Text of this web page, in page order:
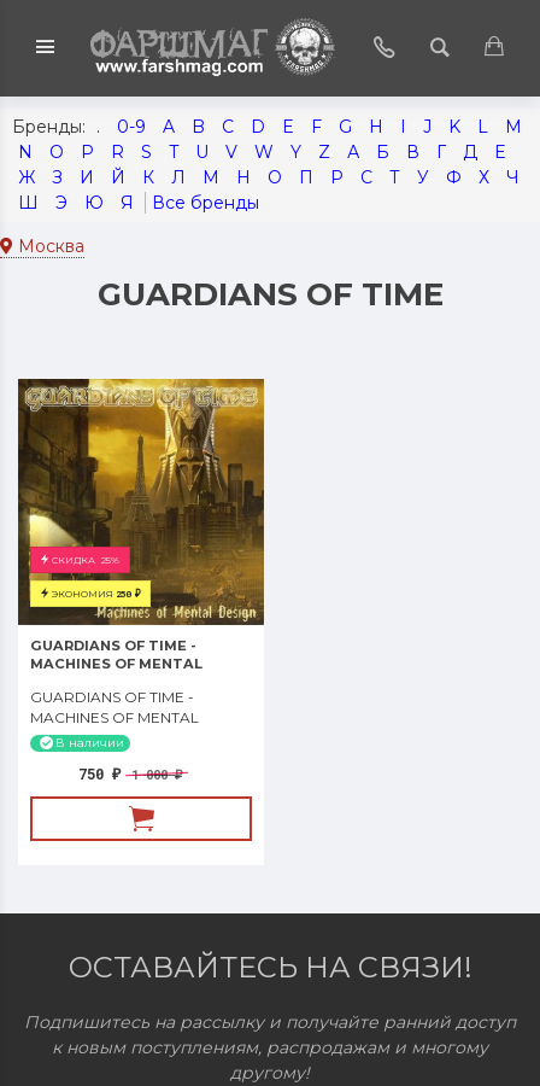
. 0-9 A B C D E F G H I J K L
M
N
O P R S T U V W Y Z А Б В Г Д
Е
Ж
З И Й К Л М Н О П Р С Т У Ф Х
Ч
Ш
Э Ю
Я
Москва
GUARDIANS OF TIME
СКИДКА 25%
ЭКОНОМИЯ 250 ₽
GUARDIANS OF TIME -
MACHINES OF MENTAL
GUARDIANS OF TIME -
MACHINES OF MENTAL
DESIGN CD аудио
В наличии
750 ₽ 1 000₽
ОСТАВАЙТЕСЬ НА СВЯЗИ!
Подпишитесь на рассылку и получайте ранний доступ
к новым поступлениям, распродажам и многому
другому!